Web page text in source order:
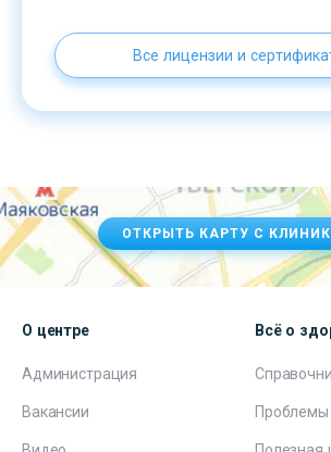
Все лицензии и
ОТКРЫТЬ КАРТУ С
О центре
Администрация
Вакансии
Всё о